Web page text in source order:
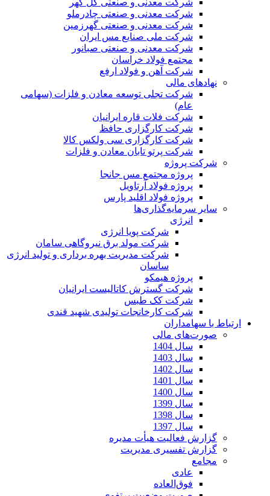
شرکت معدنی و صنعتی گل گهر
شرکت معدنی و صنعتی چادرملو
شرکت معدنی و صنعتی گهرزمین
شرکت ملی صنایع مس ایران
شرکت معدنی و صنعتی صبانور
مجتمع فولاد خراسان
شرکت آهن و فولاد ارفع
نهادهای مالی
شرکت تجلی توسعه معادن و فلزات (سهامی
عام)
شرکت فلات قاره ایرانیان
شرکت کارگزاری حافظ
شرکت کارگزاری سی ولکس کالا
شرکت پرتو تابان معادن و فلزات
شرکت پروژه
پروژه مجتمع مس جانجا
پروژه فولاد آرتاویل
پروژه فولاد اقلید پارس
سایر سرمایه‌گذاری‌ها
انرژی
شرکت پویا انرژی
شرکت مولد برق نیروگاهی سامان
شرکت مدیریت بهره برداری و تولید انرژی
ساسان
پروژه هیمکو
شرکت گسترش کاتالیست ایرانیان
شرکت کک طبس
شرکت کارخانجات تولیدی شهید قندی
ارتباط با سهامداران
صورت‌های مالی
سال 1404
سال 1403
سال 1402
سال 1401
سال 1400
سال 1399
سال 1398
سال 1397
گزارش فعالیت هیأت مدیره
گزارش تفسیری مدیریت
مجامع
عادی
فوق‌العاده